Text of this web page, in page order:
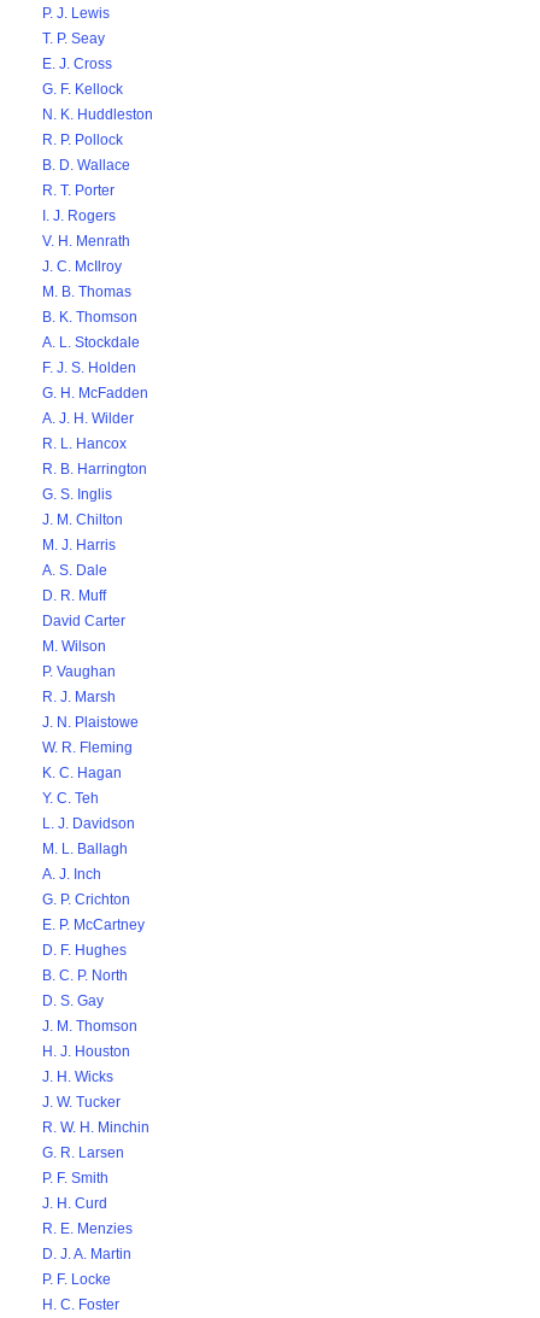
P. J. Lewis
T. P. Seay
E. J. Cross
G. F. Kellock
N. K. Huddleston
R. P. Pollock
B. D. Wallace
R. T. Porter
I. J. Rogers
V. H. Menrath
J. C. McIlroy
M. B. Thomas
B. K. Thomson
A. L. Stockdale
F. J. S. Holden
G. H. McFadden
A. J. H. Wilder
R. L. Hancox
R. B. Harrington
G. S. Inglis
J. M. Chilton
M. J. Harris
A. S. Dale
D. R. Muff
David Carter
M. Wilson
P. Vaughan
R. J. Marsh
J. N. Plaistowe
W. R. Fleming
K. C. Hagan
Y. C. Teh
L. J. Davidson
M. L. Ballagh
A. J. Inch
G. P. Crichton
E. P. McCartney
D. F. Hughes
B. C. P. North
D. S. Gay
J. M. Thomson
H. J. Houston
J. H. Wicks
J. W. Tucker
R. W. H. Minchin
G. R. Larsen
P. F. Smith
J. H. Curd
R. E. Menzies
D. J. A. Martin
P. F. Locke
H. C. Foster